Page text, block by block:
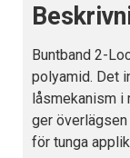
Buntband 2-
polyamid. Det
låsmekanism i
ger
för tunga